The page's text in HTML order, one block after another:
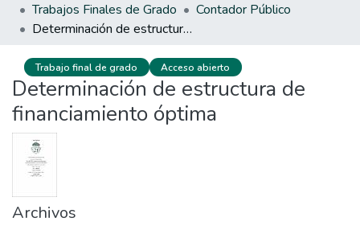
Trabajos Finales de Grado
Contador Público
Determinación de estructura de financiamiento óptima
Trabajo final de grado Acceso abierto
Determinación de estructura de
financiamiento óptima
Archivos